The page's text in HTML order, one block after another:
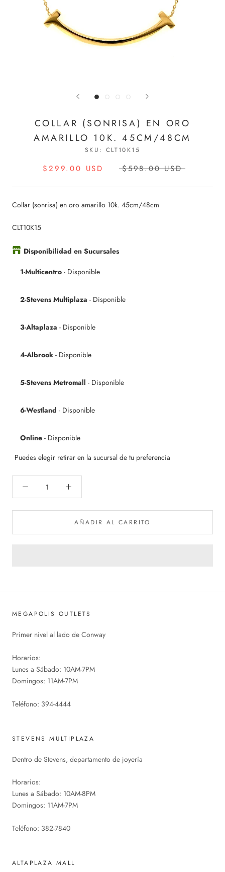
COLLAR (SONRISA) EN ORO
AMARILLO 10K. 45CM/48CM
SKU: CLT10K15
$299.00 USD $598.00 USD
Collar (sonrisa) en oro amarillo 10k. 45cm/48cm
CLT10K15
Disponibilidad en Sucursales
1-Multicentro - Disponible
2-Stevens Multiplaza - Disponible
3-Altaplaza - Disponible
4-Albrook - Disponible
5-Stevens Metromall - Disponible
6-Westland - Disponible
Online - Disponible
Puedes elegir retirar en la sucursal de tu preferencia
AÑADIR AL CARRITO
MEGAPOLIS OUTLETS
Primer nivel al lado de Conway
Horarios:
Lunes a Sábado: 10AM-7PM
Domingos: 11AM-7PM
Teléfono: 394-4444
STEVENS MULTIPLAZA
Dentro de Stevens, departamento de joyería
Horarios:
Lunes a Sábado: 10AM-8PM
Domingos: 11AM-7PM
Teléfono: 382-7840
ALTAPLAZA MALL